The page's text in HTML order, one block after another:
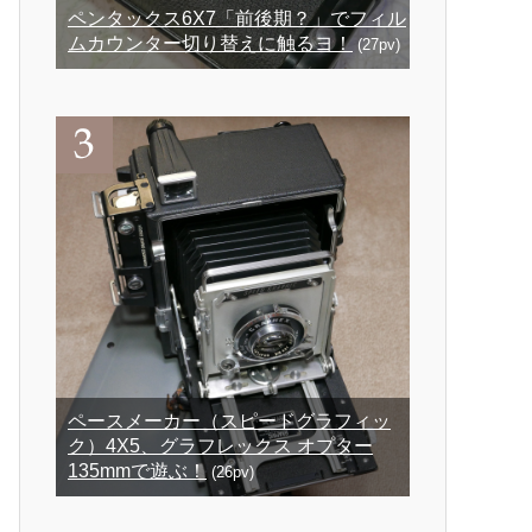
ペンタックス6X7「前後期？」でフィル
ムカウンター切り替えに触るヨ！ (27pv)
ペースメーカー（スピードグラフィッ
ク）4X5、グラフレックス オプター
135mmで遊ぶ！ (26pv)